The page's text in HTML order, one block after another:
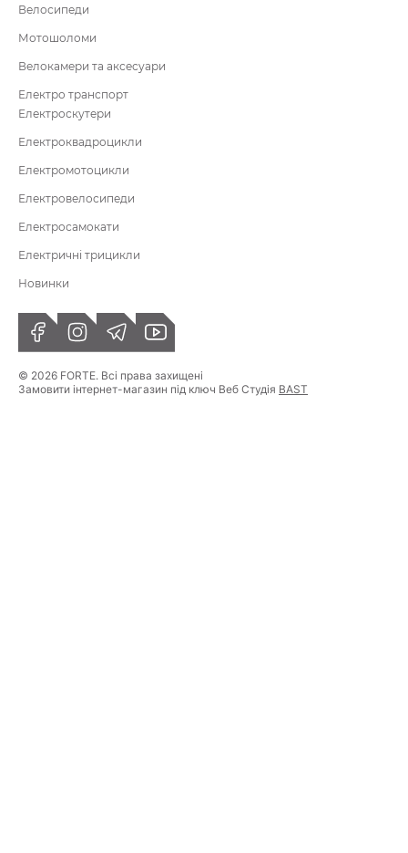
Велосипеди
Мотошоломи
Велокамери та аксесуари
Електро транспорт
Електроскутери
Електроквадроцикли
Електромотоцикли
Електровелосипеди
Електросамокати
Електричні трицикли
Новинки
© 2026 FORTE. Всі права захищені
Замовити інтернет-магазин під ключ Веб Студія BAST